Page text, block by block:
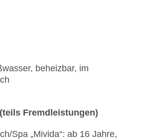
beheizbar, im
Fremdleistungen)
Spa „Mivida“: ab 16 Jahre,